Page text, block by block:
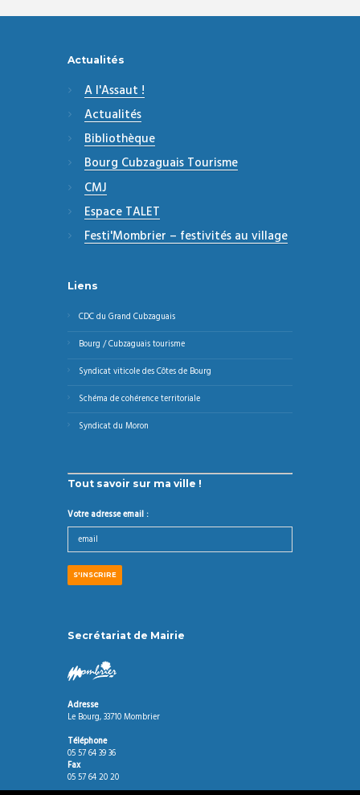
Actualités
A l'Assaut !
Actualités
Bibliothèque
Bourg Cubzaguais Tourisme
CMJ
Espace TALET
Festi'Mombrier – festivités au village
Liens
CDC du Grand Cubzaguais
Bourg / Cubzaguais tourisme
Syndicat viticole des Côtes de Bourg
Schéma de cohérence territoriale
Syndicat du Moron
Tout savoir sur ma ville !
Votre adresse email :
Secrétariat de Mairie
Adresse
Le Bourg, 33710 Mombrier
Téléphone
05 57 64 39 36
Fax
05 57 64 20 20